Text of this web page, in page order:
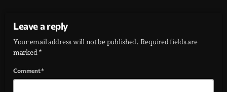
Leave a reply
Your email address will not be published. Required fields are
marked *
Comment*